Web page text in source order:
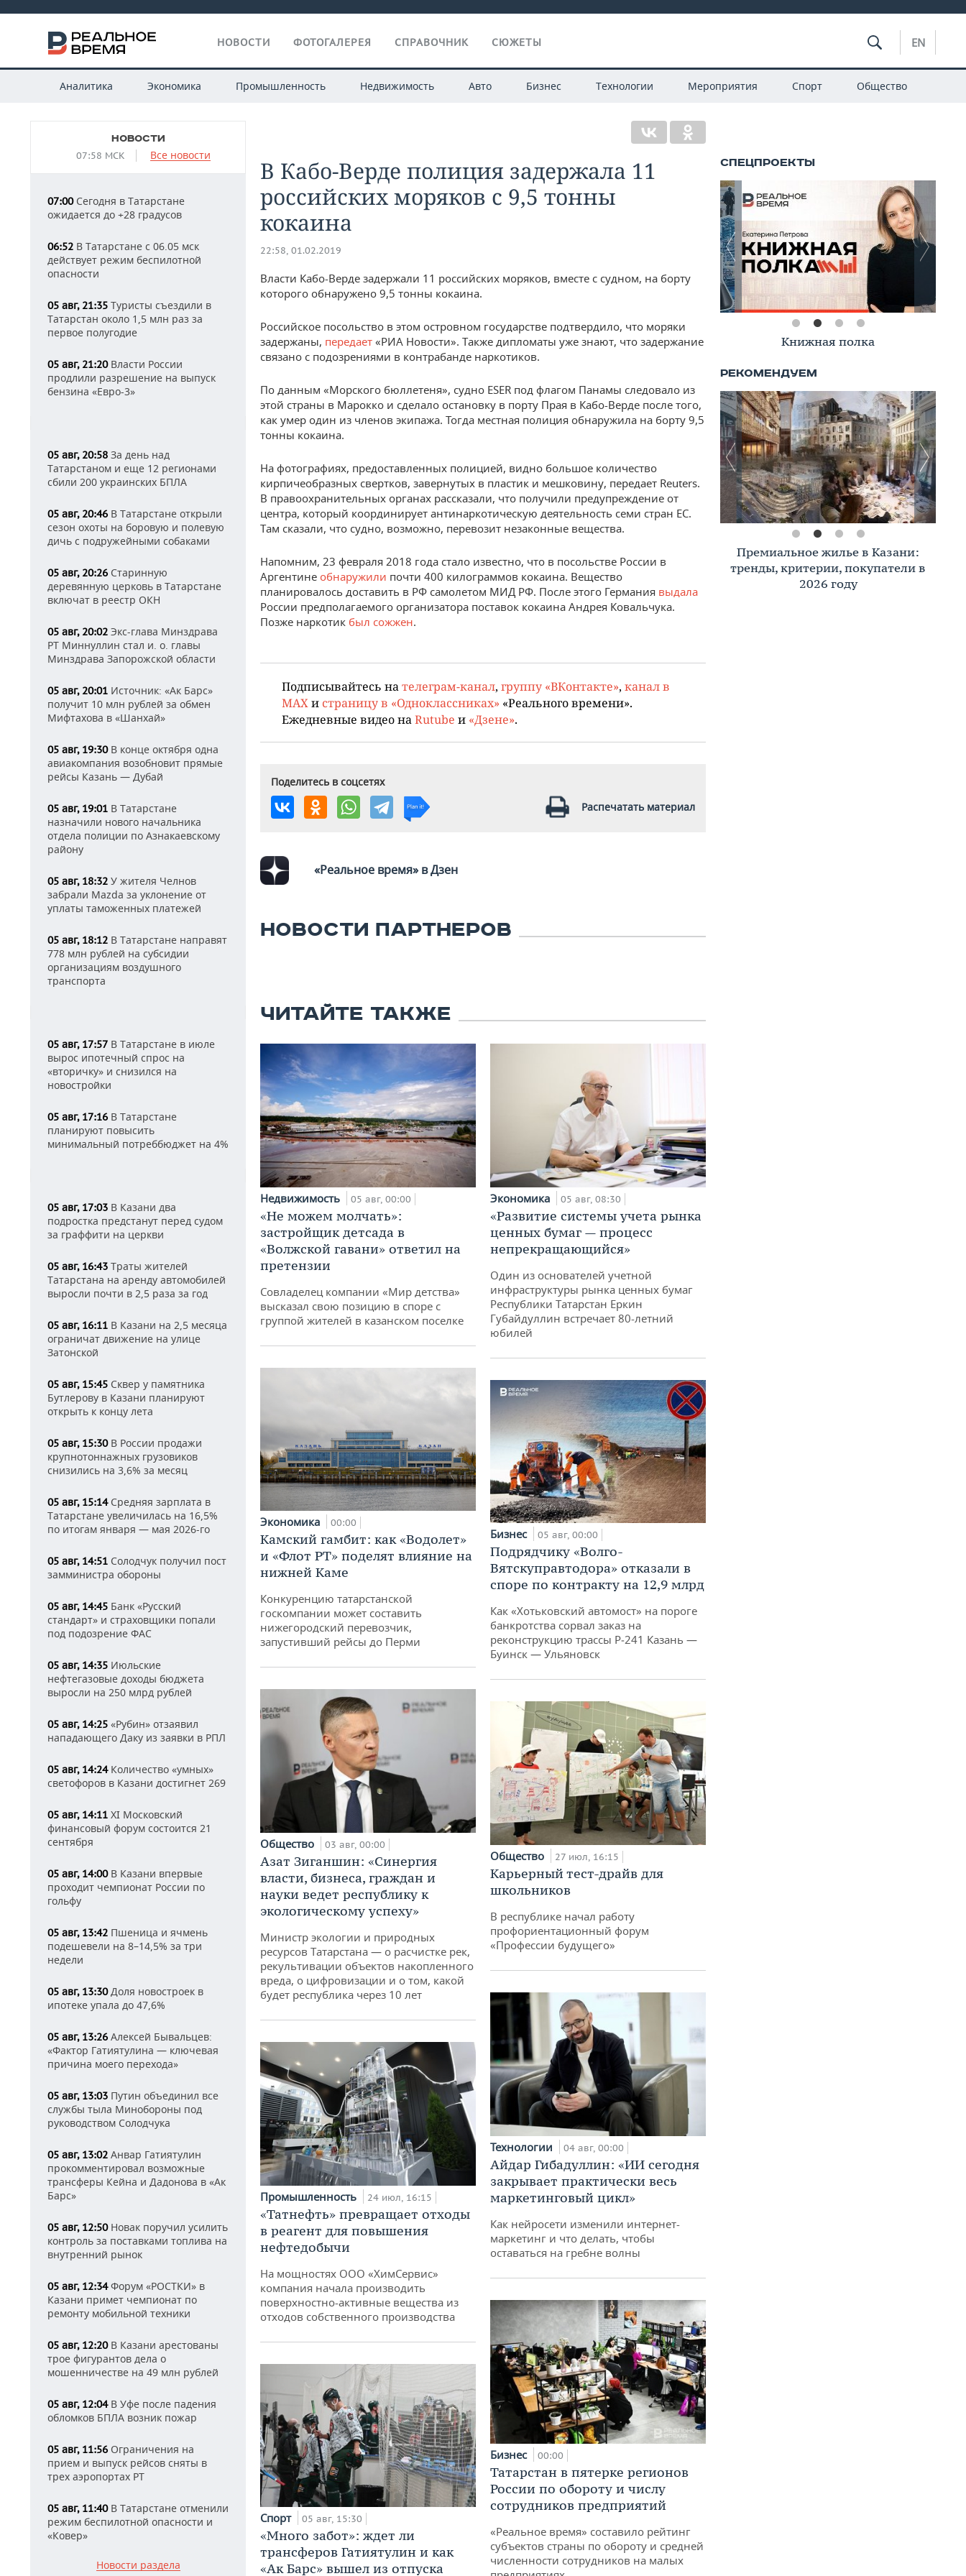
НОВОСТИ ФОТОГАЛЕРЕЯ СПРАВОЧНИК СЮЖЕТЫ EN
Аналитика Экономика Промышленность Недвижимость Авто Бизнес Технологии Мероприятия Спорт Общество
НОВОСТИ
07:58 МСК Все новости
07:00Сегодня в Татарстане
ожидается до +28 градусов
06:52 В Татарстане с 06.05 мск
действует режим беспилотной
опасности
05 авг, 21:35 Туристы съездили в
Татарстан около 1,5 млн раз за
первое полугодие
05 авг, 21:20Власти России
продлили разрешение на выпуск
бензина «Евро-3»
05 авг, 20:58 За день над
Татарстаном и еще 12 регионами
сбили 200 украинских БПЛА
05 авг, 20:46 В Татарстане открыли
сезон охоты на боровую и полевую
дичь с подружейными собаками
05 авг, 20:26 Старинную
деревянную церковь в Татарстане
включат в реестр ОКН
05 авг, 20:02 Экс-глава Минздрава
РТ Миннуллин стал и. о. главы
Минздрава Запорожской области
05 авг, 20:01 Источник: «Ак Барс»
получит 10 млн рублей за обмен
Мифтахова в «Шанхай»
05 авг, 19:30В конце октября одна
авиакомпания возобновит прямые
рейсы Казань — Дубай
05 авг, 19:01 В Татарстане
назначили нового начальника
отдела полиции по Азнакаевскому
району
05 авг, 18:32 У жителя Челнов
забрали Mazda за уклонение от
уплаты таможенных платежей
05 авг, 18:12 В Татарстане направят
778 млн рублей на субсидии
организациям воздушного
транспорта
05 авг, 17:57 В Татарстане в июле
вырос ипотечный спрос на
«вторичку» и снизился на
новостройки
05 авг, 17:16 В Татарстане
планируют повысить
минимальный потреббюджет на 4%
05 авг, 17:03 В Казани два
подростка предстанут перед судом
за граффити на церкви
05 авг, 16:43 Траты жителей
Татарстана на аренду автомобилей
выросли почти в 2,5 раза за год
05 авг, 16:11 В Казани на 2,5 месяца
ограничат движение на улице
Затонской
05 авг, 15:45 Сквер у памятника
Бутлерову в Казани планируют
открыть к концу лета
05 авг, 15:30В России продажи
крупнотоннажных грузовиков
снизились на 3,6% за месяц
05 авг, 15:14Средняя зарплата в
Татарстане увеличилась на 16,5%
по итогам января — мая 2026-го
05 авг, 14:51 Солодчук получил пост
замминистра обороны
05 авг, 14:45 Банк «Русский
стандарт» и страховщики попали
под подозрение ФАС
05 авг, 14:35 Июльские
нефтегазовые доходы бюджета
выросли на 250 млрд рублей
05 авг, 14:25 «Рубин» отзаявил
нападающего Даку из заявки в РПЛ
05 авг, 14:24Количество «умных»
светофоров в Казани достигнет 269
05 авг, 14:11 XI Московский
финансовый форум состоится 21
сентября
05 авг, 14:00В Казани впервые
проходит чемпионат России по
гольфу
05 авг, 13:42 Пшеница и ячмень
подешевели на 8–14,5% за три
недели
05 авг, 13:30Доля новостроек в
ипотеке упала до 47,6%
05 авг, 13:26 Алексей Бывальцев:
«Фактор Гатиятулина — ключевая
причина моего перехода»
05 авг, 13:03 Путин объединил все
службы тыла Минобороны под
руководством Солодчука
05 авг, 13:02 Анвар Гатиятулин
прокомментировал возможные
трансферы Кейна и Дадонова в «Ак
Барс»
05 авг, 12:50Новак поручил усилить
контроль за поставками топлива на
внутренний рынок
05 авг, 12:34Форум «РОСТКИ» в
Казани примет чемпионат по
ремонту мобильной техники
05 авг, 12:20В Казани арестованы
трое фигурантов дела о
мошенничестве на 49 млн рублей
05 авг, 12:04В Уфе после падения
обломков БПЛА возник пожар
05 авг, 11:56 Ограничения на
прием и выпуск рейсов сняты в
трех аэропортах РТ
05 авг, 11:40В Татарстане отменили
режим беспилотной опасности и
«Ковер»
Новости раздела
В Кабо-Верде полиция задержала 11
российских моряков с 9,5 тонны
кокаина
22:58, 01.02.2019
Власти Кабо-Верде задержали 11 российских моряков, вместе с судном, на борту
которого обнаружено 9,5 тонны кокаина.
Российское посольство в этом островном государстве подтвердило, что моряки
задержаны, передает «РИА Новости». Также дипломаты уже знают, что задержание
связано с подозрениями в контрабанде наркотиков.
По данным «Морского бюллетеня», судно ESER под флагом Панамы следовало из
этой страны в Марокко и сделало остановку в порту Прая в Кабо-Верде после того,
как умер один из членов экипажа. Тогда местная полиция обнаружила на борту 9,5
тонны кокаина.
На фотографиях, предоставленных полицией, видно большое количество
кирпичеобразных свертков, завернутых в пластик и мешковину, передает Reuters.
В правоохранительных органах рассказали, что получили предупреждение от
центра, который координирует антинаркотическую деятельность семи стран ЕС.
Там сказали, что судно, возможно, перевозит незаконные вещества.
Напомним, 23 февраля 2018 года стало известно, что в посольстве России в
Аргентине обнаружили почти 400 килограммов кокаина. Вещество
планировалось доставить в РФ самолетом МИД РФ. После этого Германия выдала
России предполагаемого организатора поставок кокаина Андрея Ковальчука.
Позже наркотик был сожжен.
Подписывайтесь на телеграм-канал, группу «ВКонтакте», канал в
MAX и страницу в «Одноклассниках» «Реального времени».
Ежедневные видео на Rutube и «Дзене».
Поделитесь в соцсетях
Распечатать материал
«Реальное время» в Дзен
НОВОСТИ ПАРТНЕРОВ
ЧИТАЙТЕ ТАКЖЕ
Недвижимость 05 авг, 00:00
«Не можем молчать»:
застройщик детсада в
«Волжской гавани» ответил на
претензии
Совладелец компании «Мир детства»
высказал свою позицию в споре с
группой жителей в казанском поселке
Экономика 00:00
Камский гамбит: как «Водолет»
и «Флот РТ» поделят влияние на
нижней Каме
Конкуренцию татарстанской
госкомпании может составить
нижегородский перевозчик,
запустивший рейсы до Перми
Общество 03 авг, 00:00
Азат Зиганшин: «Синергия
власти, бизнеса, граждан и
науки ведет республику к
экологическому успеху»
Министр экологии и природных
ресурсов Татарстана — о расчистке рек,
рекультивации объектов накопленного
вреда, о цифровизации и о том, какой
будет республика через 10 лет
Промышленность 24 июл, 16:15
«Татнефть» превращает отходы
в реагент для повышения
нефтедобычи
На мощностях ООО «ХимСервис»
компания начала производить
поверхностно-активные вещества из
отходов собственного производства
Спорт 05 авг, 15:30
«Много забот»: ждет ли
трансферов Гатиятулин и как
«Ак Барс» вышел из отпуска
Экономика 05 авг, 08:30
«Развитие системы учета рынка
ценных бумаг — процесс
непрекращающийся»
Один из основателей учетной
инфраструктуры рынка ценных бумаг
Республики Татарстан Еркин
Губайдуллин встречает 80-летний
юбилей
Бизнес 05 авг, 00:00
Подрядчику «Волго-
Вятскуправтодора» отказали в
споре по контракту на 12,9 млрд
Как «Хотьковский автомост» на пороге
банкротства сорвал заказ на
реконструкцию трассы Р‑241 Казань —
Буинск — Ульяновск
Общество 27 июл, 16:15
Карьерный тест-драйв для
школьников
В республике начал работу
профориентационный форум
«Профессии будущего»
Технологии 04 авг, 00:00
Айдар Гибадуллин: «ИИ сегодня
закрывает практически весь
маркетинговый цикл»
Как нейросети изменили интернет-
маркетинг и что делать, чтобы
оставаться на гребне волны
Бизнес 00:00
Татарстан в пятерке регионов
России по обороту и числу
сотрудников предприятий
«Реальное время» составило рейтинг
субъектов страны по обороту и средней
численности сотрудников на малых
Книжная полка
Премиальное жилье в Казани:
тренды, критерии, покупатели в
2026 году